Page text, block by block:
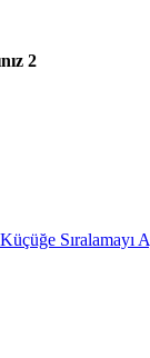
2
Sıralamayı